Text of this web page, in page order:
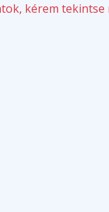
kérem